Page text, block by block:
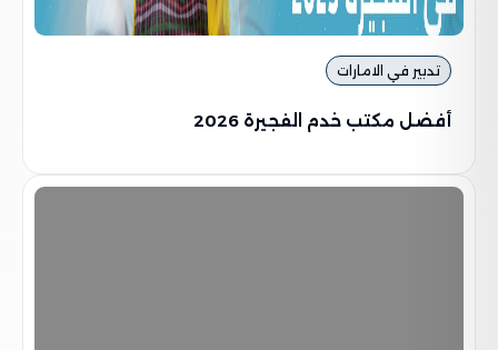
تدبير في الامارات
أفضل مكتب خدم الفجيرة 2026